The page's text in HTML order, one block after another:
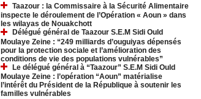
Taazour : la Commissaire à la Sécurité Alimentaire
inspecte le déroulement de l’Opération « Aoun » dans
les wilayas de Nouakchott
Délégué général de Taazour S.E.M Sidi Ould
Moulaye Zeine : “249 milliards d’ouguiyas dépensés
pour la protection sociale et l’amélioration des
conditions de vie des populations vulnérables”
Le délégué général à “Taazour” S.E.M Sidi Ould
Moulaye Zeine : l’opération “Aoun” matérialise
l’intérêt du Président de la République à soutenir les
familles vulnérables